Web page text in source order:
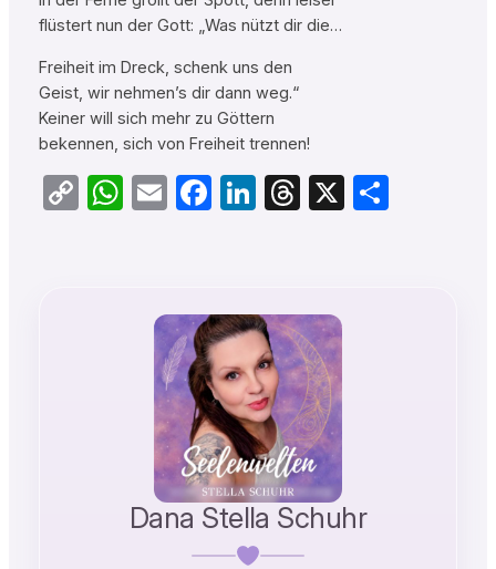
flüstert nun der Gott: „Was nützt dir die…
Freiheit im Dreck, schenk uns den
Geist, wir nehmen’s dir dann weg.“
Keiner will sich mehr zu Göttern
bekennen, sich von Freiheit trennen!
CopyWhatsApp
EmailFacebook
LinkedIn
Threads
X Teilen
Dana Stella Schuhr